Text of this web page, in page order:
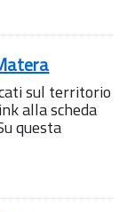
sul territorio
alla scheda
questa